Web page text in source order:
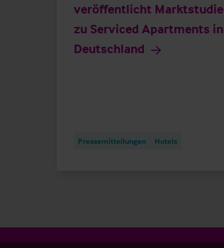
veröffentlicht Marktstudie
zu Serviced Apartments in
Deutschland
Pressemitteilungen Hotels